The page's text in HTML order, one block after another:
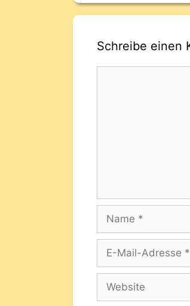
Schreibe einen